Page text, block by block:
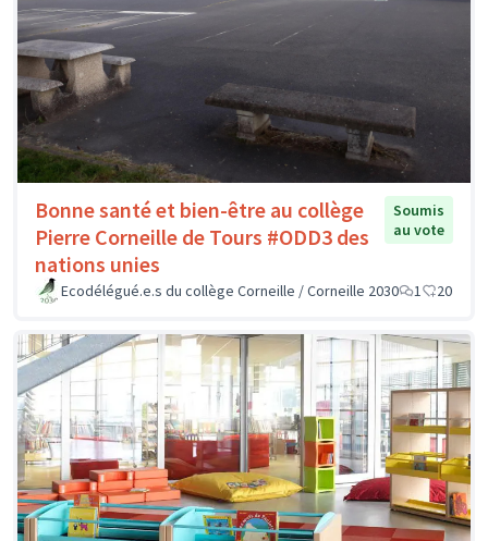
Bonne santé et bien-être au collège
Pierre Corneille de Tours #ODD3 des
nations unies
Soumis
au vote
Ecodélégué.e.s du collège Corneille / Corneille 2030 1 20